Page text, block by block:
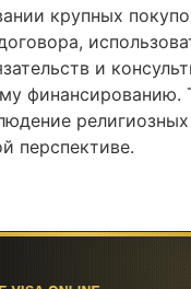
крупных
и
финансированию.
перспективе.